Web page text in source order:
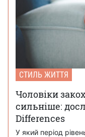
СТИЛЬ ЖИТТЯ
Чоловіки
сильніше:
Differences
У який період